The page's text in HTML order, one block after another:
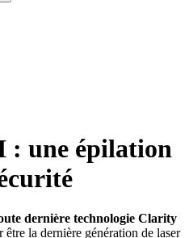
: une épilation
dernière technologie Clarity
être la dernière génération de laser